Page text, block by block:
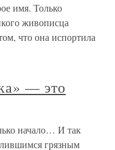
имя. Только
живописца
что она испортила
— это
начало… И так
грязным